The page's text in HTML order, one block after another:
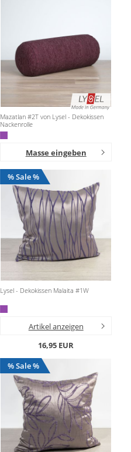
Mazatlan #2T von Lysel - Dekokissen
Nackenrolle
Masse eingeben
% Sale %
Lysel - Dekokissen Malaita #1W
Artikel anzeigen
16,95 EUR
% Sale %